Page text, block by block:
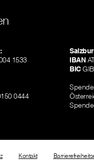
1533
0444
IBAN
BIC
Kontakt